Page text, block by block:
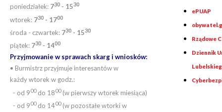
poniedziałek: 730 - 1530
wtorek: 730 - 1700
środa - czwartek: 730 - 1530
piątek: 730 - 1400
Przyjmowanie w sprawach skarg i wniosków:
• Burmistrz przyjmuje interesantów w
każdy wtorek w godz.:
- od 900do 1800(w pierwszy wtorek miesiąca)
- od 900do 1400(w pozostałe wtorki w
ePUAP
Rządowe
Dziennik